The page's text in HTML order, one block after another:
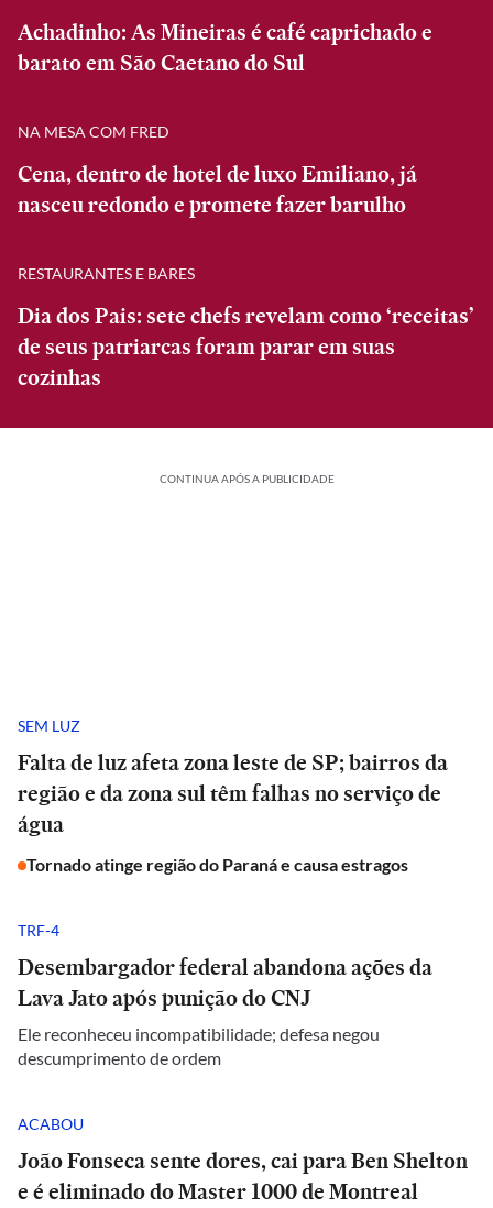
Achadinho: As Mineiras é café caprichado e
barato em São Caetano do Sul
NA MESA COM FRED
Cena, dentro de hotel de luxo Emiliano, já
nasceu redondo e promete fazer barulho
RESTAURANTES E BARES
Dia dos Pais: sete chefs revelam como ‘receitas’
de seus patriarcas foram parar em suas
cozinhas
CONTINUA APÓS A PUBLICIDADE
SEM LUZ
Falta de luz afeta zona leste de SP; bairros da
região e da zona sul têm falhas no serviço de
água
Tornado atinge região do Paraná e causa estragos
TRF-4
Desembargador federal abandona ações da
Lava Jato após punição do CNJ
Ele reconheceu incompatibilidade; defesa negou
descumprimento de ordem
ACABOU
João Fonseca sente dores, cai para Ben Shelton
e é eliminado do Master 1000 de Montreal